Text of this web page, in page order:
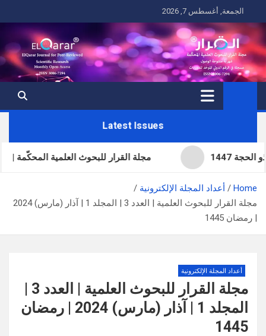
to
content
الجمعة, أغسطس 7, 2026
Latest Issues
مجلة القرار للبحوث العلمية المحكّمة | العدد
Home
أعداد المجلة الإلكترونية
مجلة القرار للبحوث العلمية | العدد 3 | المجلد 1 | آذار (مارس) 2024
| رمضان 1445
أعداد المجلة الإلكترونية
المجلد 1 | آذار (مارس) 2024 | رمضان
1445